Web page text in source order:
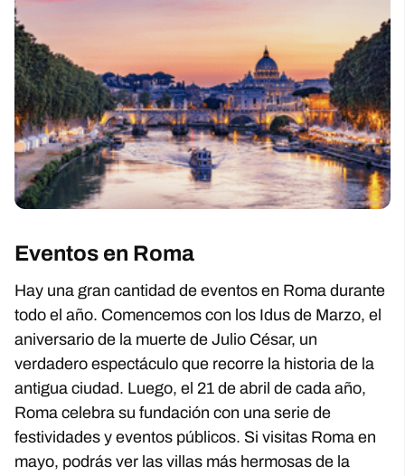
Eventos en Roma
Hay una gran cantidad de eventos en Roma durante
todo el año. Comencemos con los Idus de Marzo, el
aniversario de la muerte de Julio César, un
verdadero espectáculo que recorre la historia de la
antigua ciudad. Luego, el 21 de abril de cada año,
Roma celebra su fundación con una serie de
festividades y eventos públicos. Si visitas Roma en
mayo, podrás ver las villas más hermosas de la